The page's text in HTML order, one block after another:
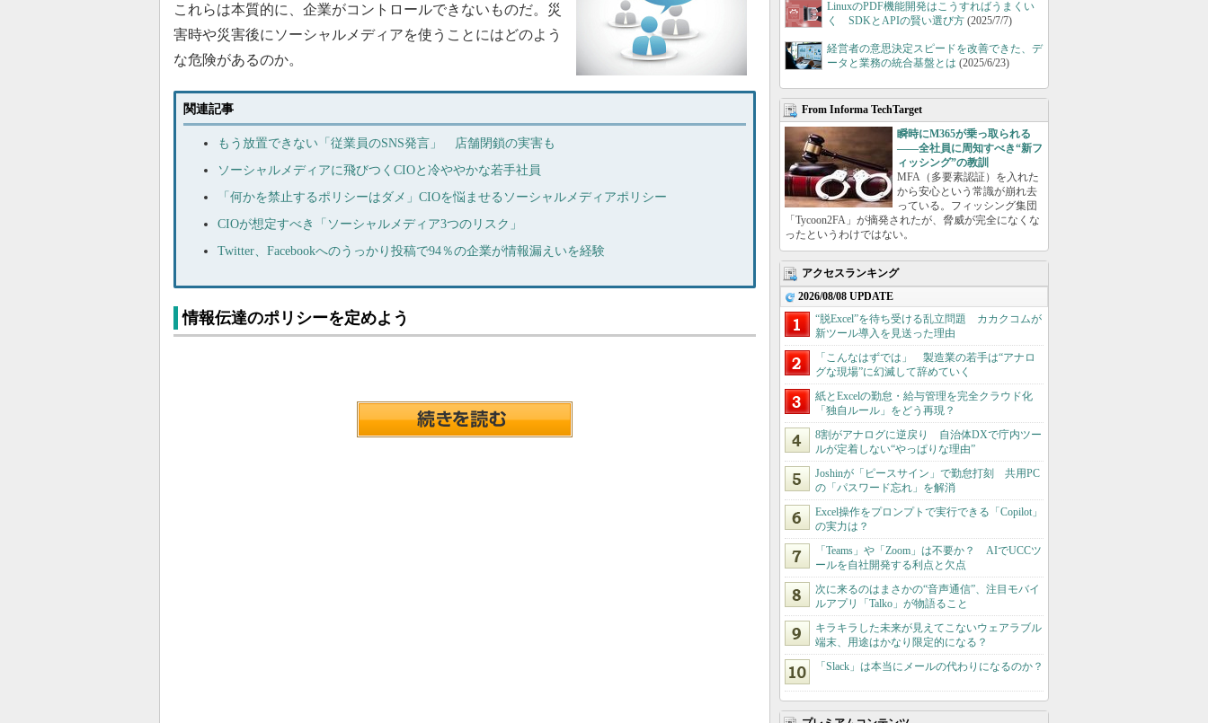
これらは本質的に、企業がコントロールできないものだ。災
害時や災害後にソーシャルメディアを使うことにはどのよう
な危険があるのか。
関連記事
もう放置できない「従業員のSNS発言」 店舗閉鎖の実害も
ソーシャルメディアに飛びつくCIOと冷ややかな若手社員
「何かを禁止するポリシーはダメ」CIOを悩ませるソーシャルメディアポリシー
CIOが想定すべき「ソーシャルメディア3つのリスク」
Twitter、Facebookへのうっかり投稿で94％の企業が情報漏えいを経験
情報伝達のポリシーを定めよう
LinuxのPDF機能開発はこうすればうまくい
く SDKとAPIの賢い選び方 (2025/7/7)
経営者の意思決定スピードを改善できた、デ
ータと業務の統合基盤とは (2025/6/23)
From Informa TechTarget
瞬時にM365が乗っ取られる
――全社員に周知すべき“新フ
ィッシング”の教訓
MFA（多要素認証）を入れた
から安心という常識が崩れ去
っている。フィッシング集団
「Tycoon2FA」が摘発されたが、脅威が完全になくな
ったというわけではない。
アクセスランキング
2026/08/08 UPDATE
“脱Excel”を待ち受ける乱立問題 カカクコムが
新ツール導入を見送った理由
「こんなはずでは」 製造業の若手は“アナロ
グな現場”に幻滅して辞めていく
紙とExcelの勤怠・給与管理を完全クラウド化
「独自ルール」をどう再現？
8割がアナログに逆戻り 自治体DXで庁内ツー
ルが定着しない“やっぱりな理由”
Joshinが「ピースサイン」で勤怠打刻 共用PC
の「パスワード忘れ」を解消
Excel操作をプロンプトで実行できる「Copilot」
の実力は？
「Teams」や「Zoom」は不要か？ AIでUCCツ
ールを自社開発する利点と欠点
次に来るのはまさかの“音声通信”、注目モバイ
ルアプリ「Talko」が物語ること
キラキラした未来が見えてこないウェアラブル
端末、用途はかなり限定的になる？
「Slack」は本当にメールの代わりになるのか？